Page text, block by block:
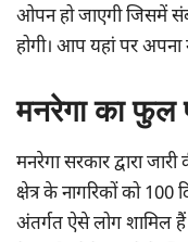
ओपन हो जाएगी जिसमें
होगी। आप यहां पर
मनरेगा का फुल
मनरेगा सरकार द्वारा
क्षेत्र के नागरिकों को 100
अंतर्गत ऐसे लोग शामिल